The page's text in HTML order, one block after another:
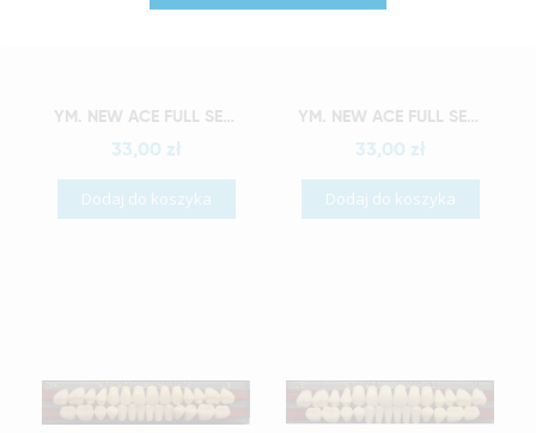
Szybki podgląd YM. NEW ACE FULL SET - AKRYLOWE ZĘBY SZTUCZNE - D2-O2
33,00 zł
Dodaj do koszyka
Szybki podgląd YM. NEW ACE FULL SET - AKRYLOWE ZĘBY SZTUCZNE - D2-O3
33,00 zł
Dodaj do koszyka